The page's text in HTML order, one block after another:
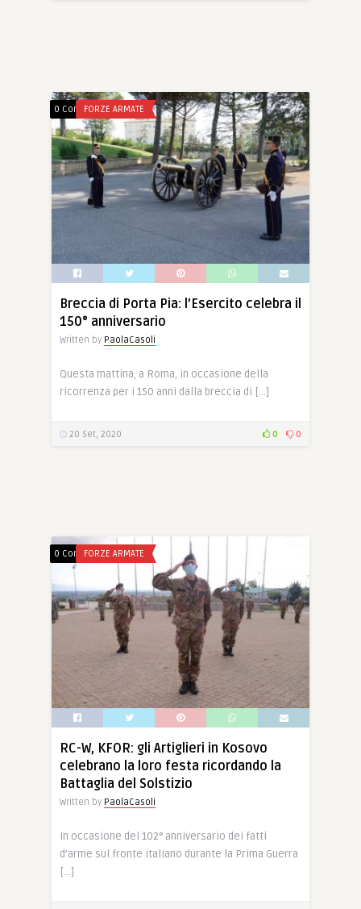
0 CommentsFORZE ARMATE
Breccia di Porta Pia: l’Esercito celebra il
150° anniversario
Written by PaolaCasoli
Questa mattina, a Roma, in occasione della
ricorrenza per i 150 anni dalla breccia di […]
20 Set, 2020 0 0
0 CommentsFORZE ARMATE
RC-W, KFOR: gli Artiglieri in Kosovo
celebrano la loro festa ricordando la
Battaglia del Solstizio
Written by PaolaCasoli
In occasione del 102° anniversario dei fatti
d’arme sul fronte italiano durante la Prima Guerra
[…]